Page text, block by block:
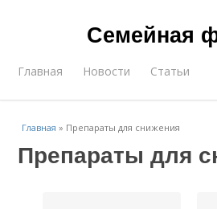
Семейная
Главная Новости Статьи
Главная » Препараты для снижения
Препараты для